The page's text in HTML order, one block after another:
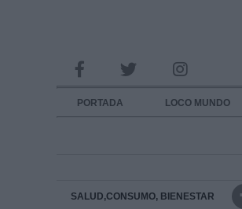
PORTADA LOCO MUNDO
SALUD,CONSUMO, BIENESTAR
INFORMACION SOBRE LA PROTECCIÓN
Responsable:
Destinatarios: